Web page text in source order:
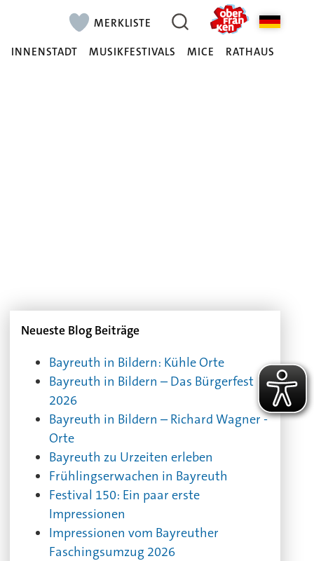
MERKLISTE
INNENSTADT MUSIKFESTIVALS MICE RATHAUS
Neueste Blog Beiträge
Bayreuth in Bildern: Kühle Orte
Bayreuth in Bildern – Das Bürgerfest
2026
Bayreuth in Bildern – Richard Wagner -
Orte
Bayreuth zu Urzeiten erleben
Frühlingserwachen in Bayreuth
Festival 150: Ein paar erste
Impressionen
Impressionen vom Bayreuther
Faschingsumzug 2026